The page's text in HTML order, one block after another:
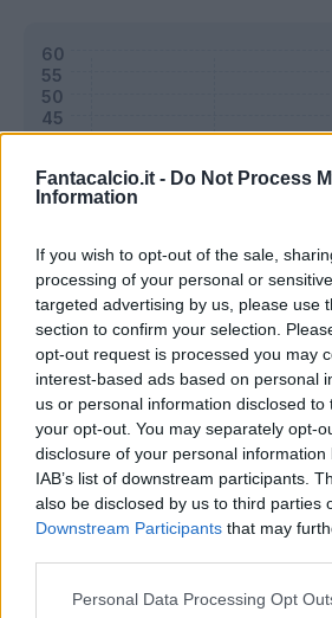
Fantacalcio.it - Do Not Process
Information
If you wish to opt-out of the sale,
processing of your personal or
targeted advertising by us, please use
section to confirm your selection.
opt-out request is processed you may
interest-based ads based on personal
us or personal information disclosed
your opt-out. You may separately opt-
disclosure of your personal
IAB’s list of downstream participants.
also be disclosed by us to third parties
Downstream Participants that may
Personal Data Processing Opt
Classic
Riepilogo stagione